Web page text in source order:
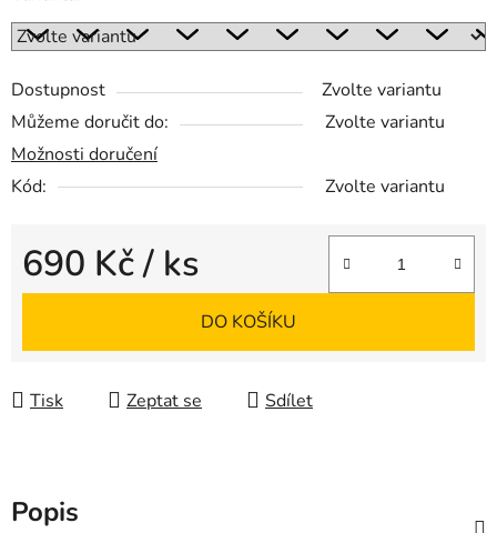
Dostupnost
Zvolte variantu
Můžeme doručit do:
Zvolte variantu
Možnosti doručení
Kód:
Zvolte variantu
690 Kč/ ks
Měrná cena:
DO KOŠÍKU
Tisk Zeptat se Sdílet
Popis